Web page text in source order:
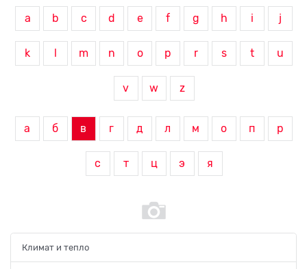
a b c d e f g h i j
k m n o p r s t u
v w z
а б в г д л м о п р
с т ц э я
Климат и тепло